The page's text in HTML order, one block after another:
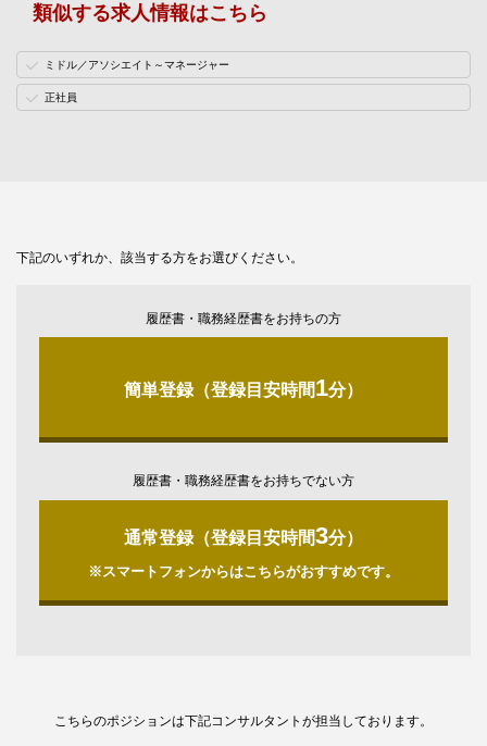
類似する求人情報はこちら
ミドル／アソシエイト～マネージャー
正社員
下記のいずれか、該当する方をお選びください。
履歴書・職務経歴書をお持ちの方
簡単登録（登録目安時間1分）
履歴書・職務経歴書をお持ちでない方
通常登録（登録目安時間3分）
※スマートフォンからはこちらがおすすめです。
こちらのポジションは下記コンサルタントが担当しております。